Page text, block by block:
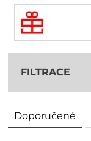
FILTRACE
Doporučené